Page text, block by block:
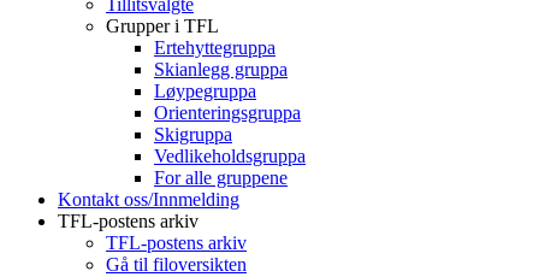
Tillitsvalgte
Grupper i TFL
Ertehyttegruppa
Skianlegg gruppa
Løypegruppa
Orienteringsgruppa
Skigruppa
Vedlikeholdsgruppa
For alle gruppene
Kontakt oss/Innmelding
TFL-postens arkiv
TFL-postens arkiv
Gå til filoversikten